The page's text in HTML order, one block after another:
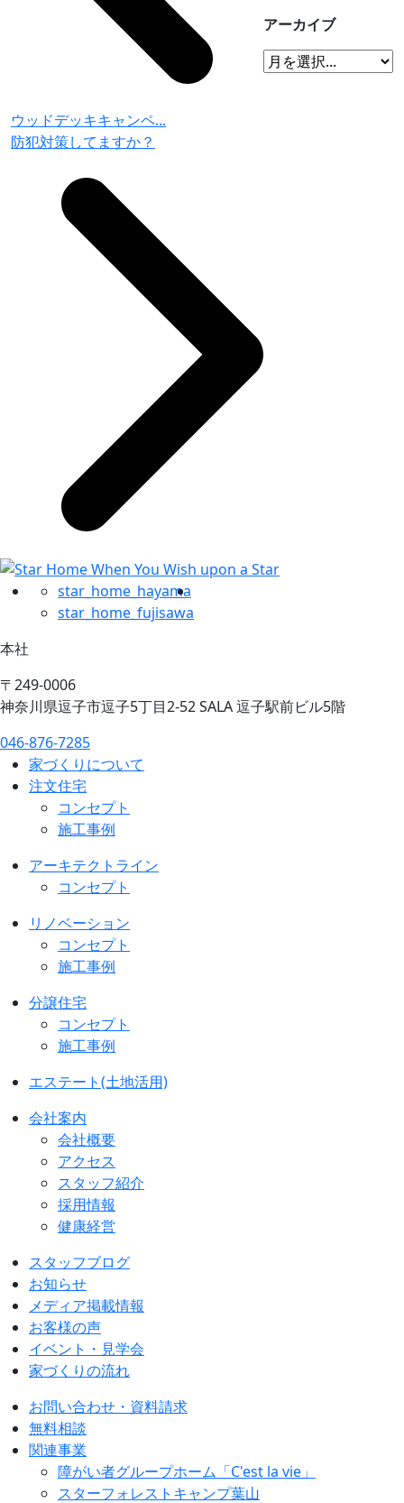
ウッドデッキキャンペ...
防犯対策してますか？
アーカイブ
star_home_hayama
star_home_fujisawa
本社
〒249-0006
神奈川県逗子市逗子5丁目2-52 SALA 逗子駅前ビル5階
046-876-7285
家づくりについて
注文住宅
コンセプト
施工事例
アーキテクトライン
コンセプト
リノベーション
コンセプト
施工事例
分譲住宅
コンセプト
施工事例
エステート(土地活用)
会社案内
会社概要
アクセス
スタッフ紹介
採用情報
健康経営
スタッフブログ
お知らせ
メディア掲載情報
お客様の声
イベント・見学会
家づくりの流れ
お問い合わせ・資料請求
無料相談
関連事業
障がい者グループホーム「C'est la vie」
スターフォレストキャンプ葉山